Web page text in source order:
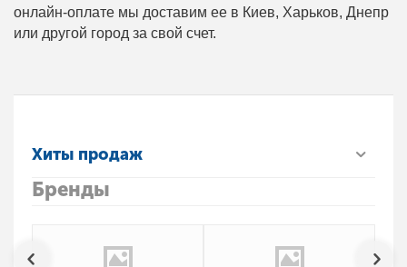
онлайн-оплате мы доставим ее в Киев, Харьков, Днепр
или другой город за свой счет.
Хиты продаж
Бренды